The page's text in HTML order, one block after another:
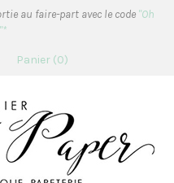
au faire-part avec le code "Oh
Panier 0